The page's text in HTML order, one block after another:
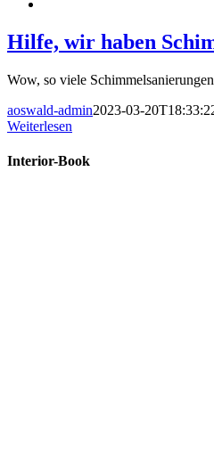
Hilfe, wir haben
Wow, so viele
aoswald-admin2023-03-
Weiterlesen
Interior-Book